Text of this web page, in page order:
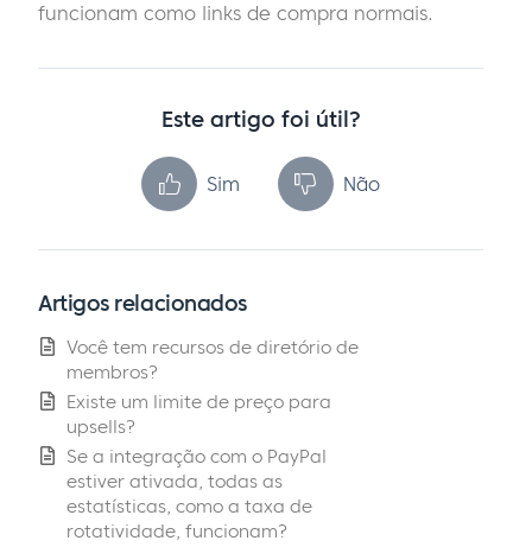
funcionam como links de compra normais.
Este artigo foi útil?
Sim Não
Artigos relacionados
Você tem recursos de diretório de
membros?
Existe um limite de preço para
upsells?
Se a integração com o PayPal
estiver ativada, todas as
estatísticas, como a taxa de
rotatividade, funcionam?